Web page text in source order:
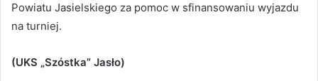
Powiatu Jasielskiego za pomoc w sfinansowaniu wyjazdu
na turniej.
(UKS „Szóstka” Jasło)